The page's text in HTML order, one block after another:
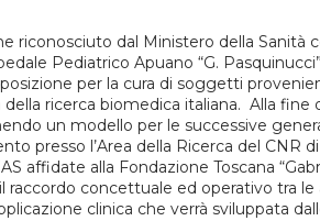
riconosciuto dal Ministero della Sanità
Pediatrico Apuano “G.
per la cura di soggetti
della ricerca biomedica italiana. Alla
un modello per le successive
presso l’Area della Ricerca del CNR
affidate alla Fondazione Toscana
raccordo concettuale ed operativo tra
clinica che verrà sviluppata